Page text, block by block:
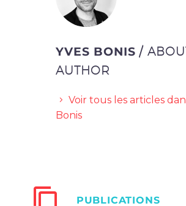
YVES BONIS/
AUTHOR
Voir tous les articles
Bonis
PUBLICATIONS